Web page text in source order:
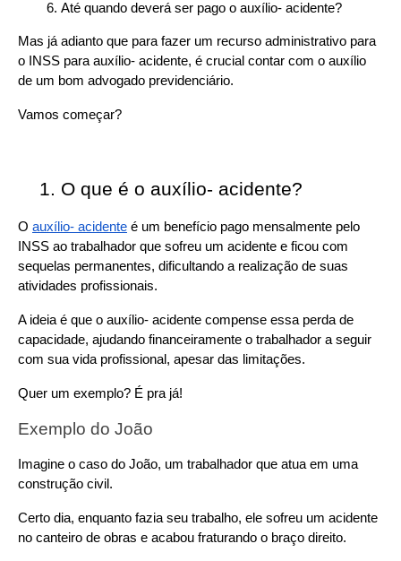
Até quando deverá ser pago o auxílio- acidente?
Mas já adianto que para fazer um recurso administrativo para
o INSS para auxílio- acidente, é crucial contar com o auxílio
de um bom advogado previdenciário.
Vamos começar?
O que é o auxílio- acidente?
O auxílio- acidente é um benefício pago mensalmente pelo
INSS ao trabalhador que sofreu um acidente e ficou com
sequelas permanentes, dificultando a realização de suas
atividades profissionais.
A ideia é que o auxílio- acidente compense essa perda de
capacidade, ajudando financeiramente o trabalhador a seguir
com sua vida profissional, apesar das limitações.
Quer um exemplo? É pra já!
Exemplo do João
Imagine o caso do João, um trabalhador que atua em uma
construção civil.
Certo dia, enquanto fazia seu trabalho, ele sofreu um acidente
no canteiro de obras e acabou fraturando o braço direito.